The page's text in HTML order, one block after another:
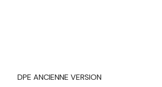
DPE ANCIENNE VERSION